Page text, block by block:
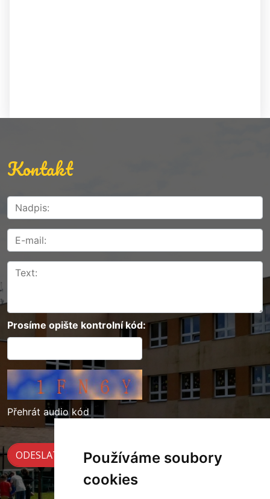
Používáme soubory
cookies
Kontakt
Prosíme opište kontrolní kód:
Přehrát audio kód